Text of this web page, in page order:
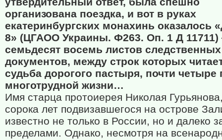
организована поездка, и вот в руках
екатеринбургских монахинь оказалось
8» (ЦГАОО Украины. Ф263. Оп. 1 Д
семьдесят восемь листов следственных
документов, между строк которых
судьба дорогого пастыря, почти четыре
многотрудной жизни…
Имя старца протоиерея Николая
сорока лет подвизавшегося на острове
известно не только в России, но и далеко
пределами. Однако, несмотря на